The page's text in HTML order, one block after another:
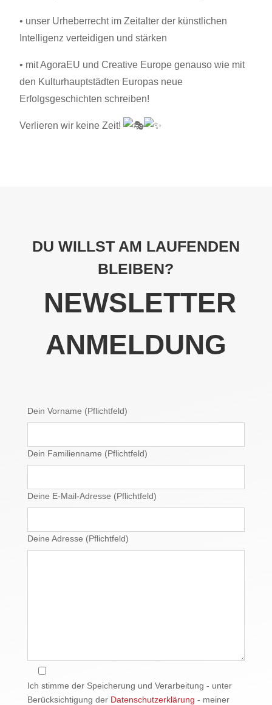
• unser Urheberrecht im Zeitalter der künstlichen
Intelligenz verteidigen und stärken
• mit AgoraEU und Creative Europe genauso wie mit
den Kulturhauptstädten Europas neue
Erfolgsgeschichten schreiben!
Verlieren wir keine Zeit!
DU WILLST AM LAUFENDEN
BLEIBEN?
NEWSLETTER
ANMELDUNG
Dein Vorname (Pflichtfeld)
Dein Familienname (Pflichtfeld)
Deine E-Mail-Adresse (Pflichtfeld)
Deine Adresse (Pflichtfeld)
Ich stimme der Speicherung und Verarbeitung - unter
Berücksichtigung der Datenschutzerklärung - meiner